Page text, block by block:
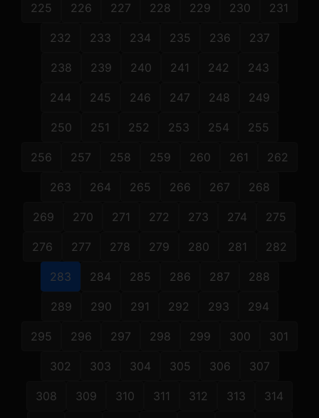
225 226 227 228 229 230 231
232 233 234 235 236 237
238 239 240 241 242 243
244 245 246 247 248 249
250 251 252 253 254 255
256 257 258 259 260 261 262
263 264 265 266 267 268
269 270 271 272 273 274 275
276 277 278 279 280 281 282
283 284 285 286 287 288
289 290 291 292 293 294
295 296 297 298 299 300 301
302 303 304 305 306 307
308 309 310 311 312 313 314